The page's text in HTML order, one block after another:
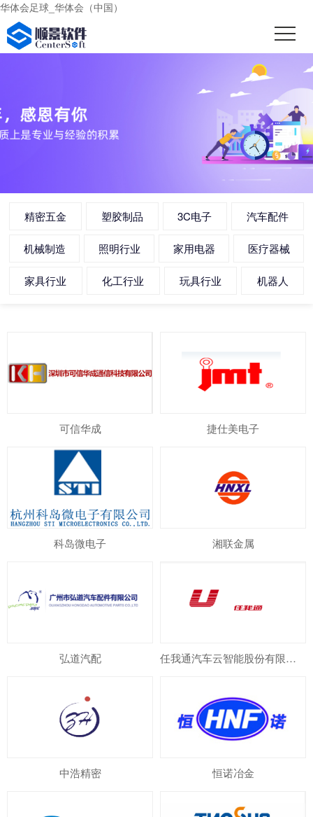
华体会足球_华体会（中国）
精密五金 塑胶制品 3C电子 汽车配件
机械制造 照明行业 家用电器 医疗器械
家具行业 化工行业 玩具行业 机器人
可信华成 捷仕美电子
科岛微电子 湘联金属
弘道汽配 任我通汽车云智能股份有限公司
中浩精密 恒诺冶金